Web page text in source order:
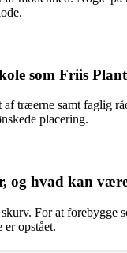
som Friis
træerne samt faglig
placering.
og hvad kan
For at
opstået.